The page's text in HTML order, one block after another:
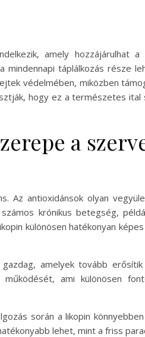
amely hozzájárulhat a
mindennapi táplálkozás része
védelmében, miközben
hogy ez a természetes ital
a
Az antioxidánsok olyan
krónikus betegség,
különösen hatékonyan
amelyek tovább
működését, ami különösen
során a likopin
lehet, mint a friss